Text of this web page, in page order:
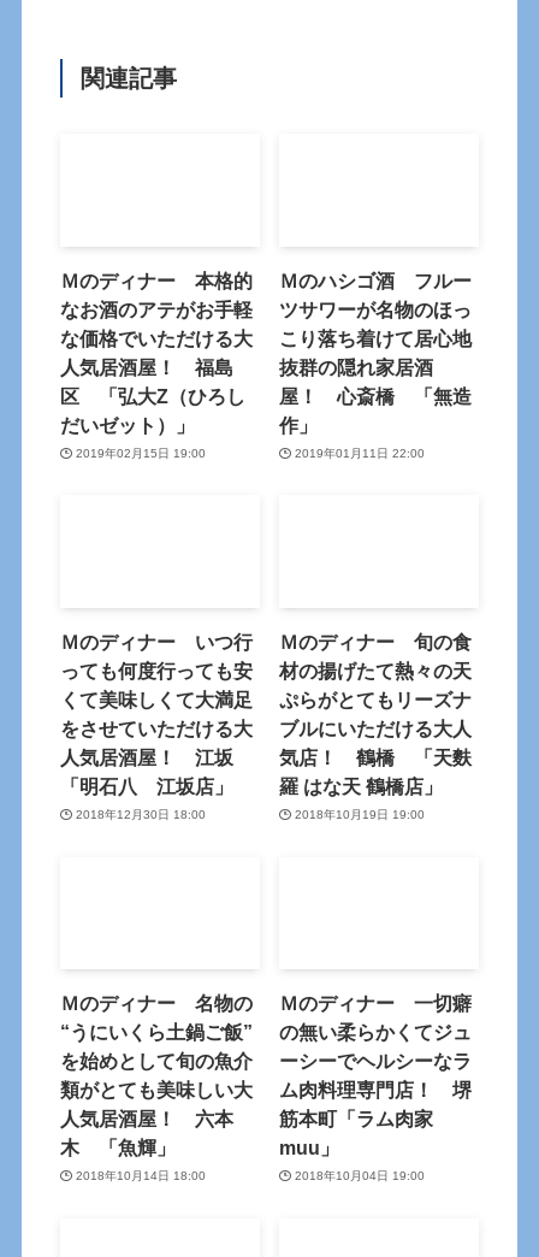
関連記事
Ｍのディナー 本格的
なお酒のアテがお手軽
な価格でいただける大
人気居酒屋！ 福島
区 「弘大Z（ひろし
だいゼット）」
2019年02月15日 19:00
Ｍのハシゴ酒 フルー
ツサワーが名物のほっ
こり落ち着けて居心地
抜群の隠れ家居酒
屋！ 心斎橋 「無造
作」
2019年01月11日 22:00
Ｍのディナー いつ行
っても何度行っても安
くて美味しくて大満足
をさせていただける大
人気居酒屋！ 江坂
「明石八 江坂店」
2018年12月30日 18:00
Ｍのディナー 旬の食
材の揚げたて熱々の天
ぷらがとてもリーズナ
ブルにいただける大人
気店！ 鶴橋 「天麩
羅 はな天 鶴橋店」
2018年10月19日 19:00
Ｍのディナー 名物の
“うにいくら土鍋ご飯”
を始めとして旬の魚介
類がとても美味しい大
人気居酒屋！ 六本
木 「魚輝」
2018年10月14日 18:00
Ｍのディナー 一切癖
の無い柔らかくてジュ
ーシーでヘルシーなラ
ム肉料理専門店！ 堺
筋本町「ラム肉家
muu」
2018年10月04日 19:00